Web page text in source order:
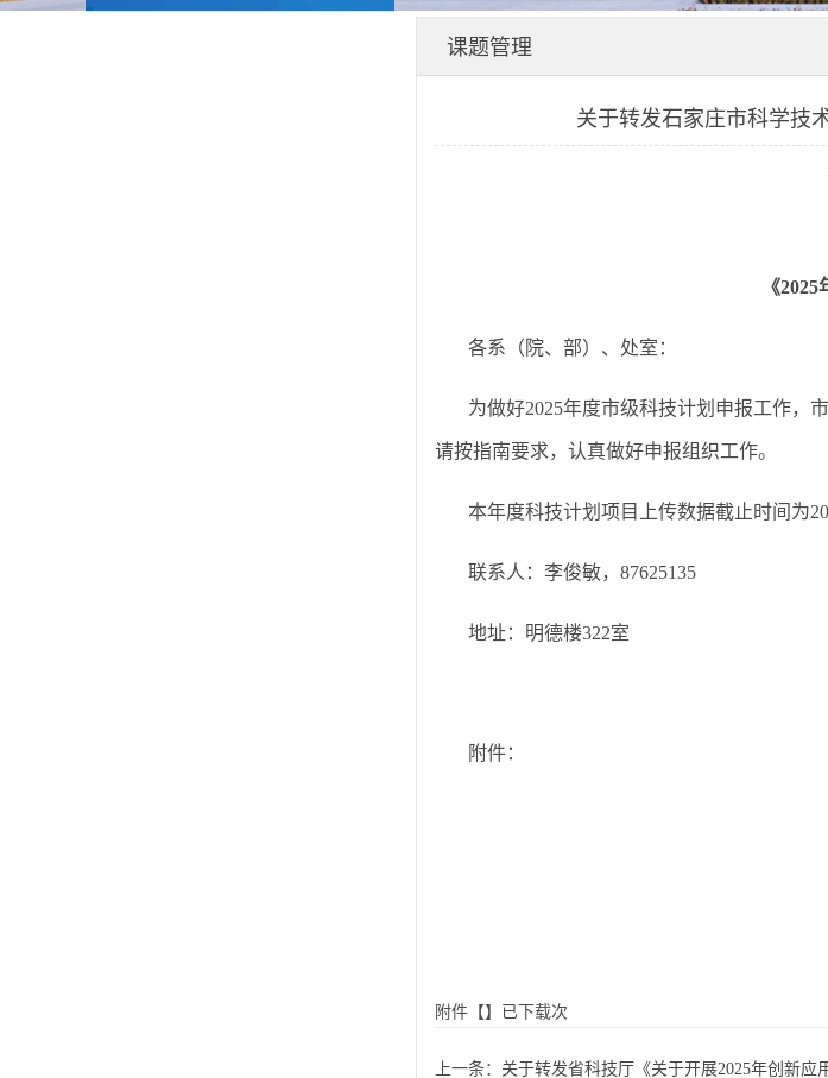
课题管理
关于转发石家庄市科学技
《2025
各系（院、部）、处室：
为做好2025年度市级科技计划申报工作，
请按指南要求，认真做好申报组织工作。
本年度科技计划项目 上传数据截止时间为
联系人 ：李俊敏， 87625135
地址：明德楼322室
附件：
附件【】已下载次
上一条： 关于转发省科技厅《关于开展2025年创新应